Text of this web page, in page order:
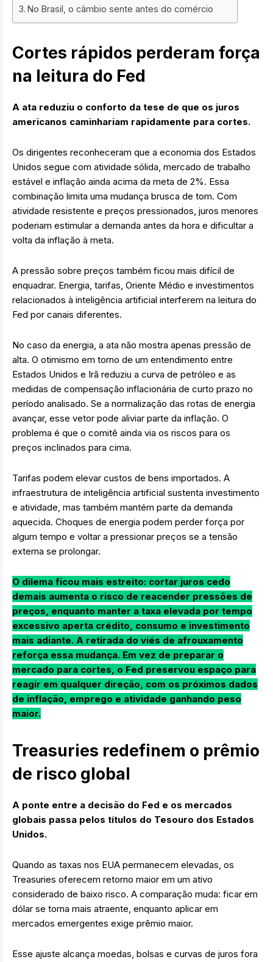
No Brasil, o câmbio sente antes do comércio
Cortes rápidos perderam força
na leitura do Fed
A ata reduziu o conforto da tese de que os juros
americanos caminhariam rapidamente para cortes.
Os dirigentes reconheceram que a economia dos Estados
Unidos segue com atividade sólida, mercado de trabalho
estável e inflação ainda acima da meta de 2%. Essa
combinação limita uma mudança brusca de tom. Com
atividade resistente e preços pressionados, juros menores
poderiam estimular a demanda antes da hora e dificultar a
volta da inflação à meta.
A pressão sobre preços também ficou mais difícil de
enquadrar. Energia, tarifas, Oriente Médio e investimentos
relacionados à inteligência artificial interferem na leitura do
Fed por canais diferentes.
No caso da energia, a ata não mostra apenas pressão de
alta. O otimismo em torno de um entendimento entre
Estados Unidos e Irã reduziu a curva de petróleo e as
medidas de compensação inflacionária de curto prazo no
período analisado. Se a normalização das rotas de energia
avançar, esse vetor pode aliviar parte da inflação. O
problema é que o comitê ainda via os riscos para os
preços inclinados para cima.
Tarifas podem elevar custos de bens importados. A
infraestrutura de inteligência artificial sustenta investimento
e atividade, mas também mantém parte da demanda
aquecida. Choques de energia podem perder força por
algum tempo e voltar a pressionar preços se a tensão
externa se prolongar.
O dilema ficou mais estreito: cortar juros cedo
demais aumenta o risco de reacender pressões de
preços, enquanto manter a taxa elevada por tempo
excessivo aperta crédito, consumo e investimento
mais adiante. A retirada do viés de afrouxamento
reforça essa mudança. Em vez de preparar o
mercado para cortes, o Fed preservou espaço para
reagir em qualquer direção, com os próximos dados
de inflação, emprego e atividade ganhando peso
maior.
Treasuries redefinem o prêmio
de risco global
A ponte entre a decisão do Fed e os mercados
globais passa pelos títulos do Tesouro dos Estados
Unidos.
Quando as taxas nos EUA permanecem elevadas, os
Treasuries oferecem retorno maior em um ativo
considerado de baixo risco. A comparação muda: ficar em
dólar se torna mais atraente, enquanto aplicar em
mercados emergentes exige prêmio maior.
Esse ajuste alcança moedas, bolsas e curvas de juros fora